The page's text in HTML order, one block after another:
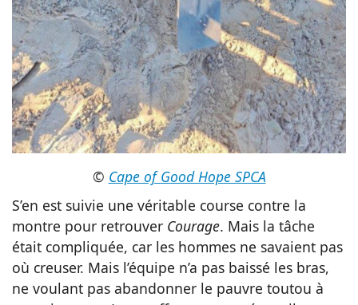
© Cape of Good Hope SPCA
S’en est suivie une véritable course contre la
montre pour retrouver Courage. Mais la tâche
était compliquée, car les hommes ne savaient pas
où creuser. Mais l’équipe n’a pas baissé les bras,
ne voulant pas abandonner le pauvre toutou à